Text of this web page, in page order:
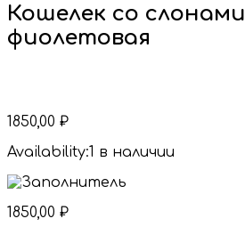
Кошелек со слонами
фиолетовая
1850,00 ₽
Availability:1 в наличии
1850,00 ₽